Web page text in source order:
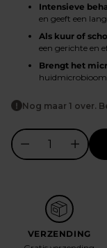
Intensieve
en geeft een
Als kuur of
een gerichte en
Brengt het
huidmicrobioom
Nog maar 1 over.
VERZENDING